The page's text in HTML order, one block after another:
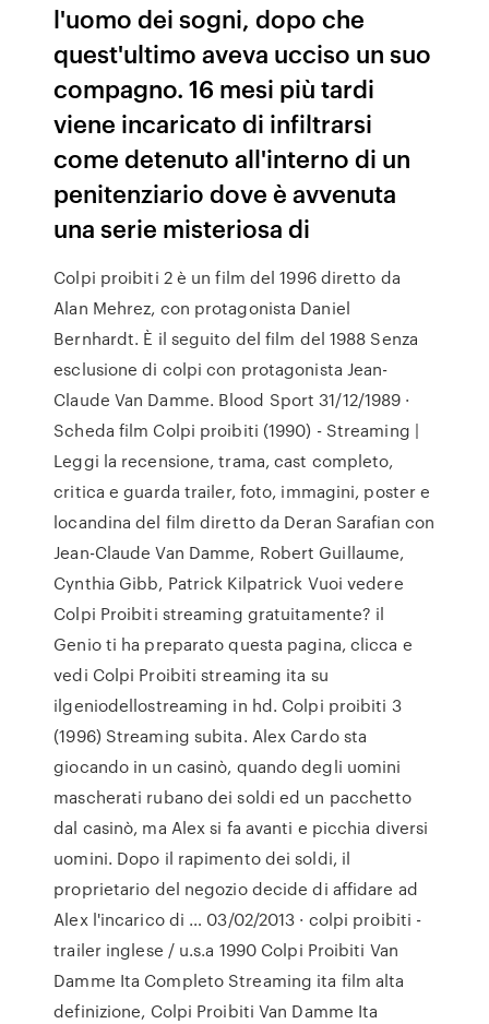
l'uomo dei sogni, dopo che
quest'ultimo aveva ucciso un suo
compagno. 16 mesi più tardi
viene incaricato di infiltrarsi
come detenuto all'interno di un
penitenziario dove è avvenuta
una serie misteriosa di
Colpi proibiti 2 è un film del 1996 diretto da
Alan Mehrez, con protagonista Daniel
Bernhardt. È il seguito del film del 1988 Senza
esclusione di colpi con protagonista Jean-
Claude Van Damme. Blood Sport 31/12/1989 ·
Scheda film Colpi proibiti (1990) - Streaming |
Leggi la recensione, trama, cast completo,
critica e guarda trailer, foto, immagini, poster e
locandina del film diretto da Deran Sarafian con
Jean-Claude Van Damme, Robert Guillaume,
Cynthia Gibb, Patrick Kilpatrick Vuoi vedere
Colpi Proibiti streaming gratuitamente? il
Genio ti ha preparato questa pagina, clicca e
vedi Colpi Proibiti streaming ita su
ilgeniodellostreaming in hd. Colpi proibiti 3
(1996) Streaming subita. Alex Cardo sta
giocando in un casinò, quando degli uomini
mascherati rubano dei soldi ed un pacchetto
dal casinò, ma Alex si fa avanti e picchia diversi
uomini. Dopo il rapimento dei soldi, il
proprietario del negozio decide di affidare ad
Alex l'incarico di … 03/02/2013 · colpi proibiti -
trailer inglese / u.s.a 1990 Colpi Proibiti Van
Damme Ita Completo Streaming ita film alta
definizione, Colpi Proibiti Van Damme Ita